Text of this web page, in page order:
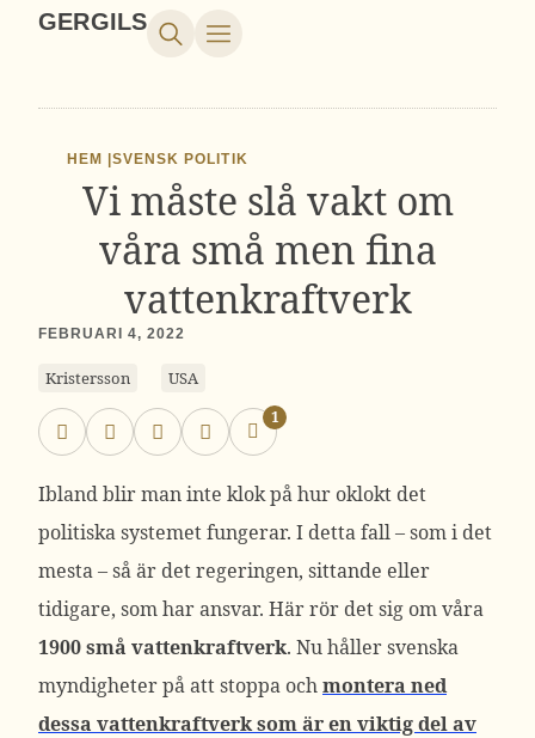
GERGILS
HEM |SVENSK POLITIK
Vi måste slå vakt om
våra små men fina
vattenkraftverk
FEBRUARI 4, 2022
Kristersson USA
1
Ibland blir man inte klok på hur oklokt det
politiska systemet fungerar. I detta fall – som i det
mesta – så är det regeringen, sittande eller
tidigare, som har ansvar. Här rör det sig om våra
1900 små vattenkraftverk. Nu håller svenska
myndigheter på att stoppa ochmontera ned
dessa vattenkraftverk som är en viktig del av